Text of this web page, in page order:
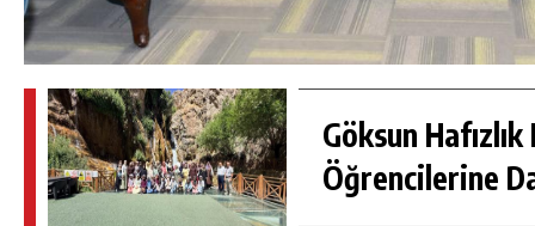
Göksun Hafızlık
Öğrencilerine